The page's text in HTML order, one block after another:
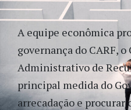
A equipe econômica
governança do CARF,
Administrativo de
principal medida do
arrecadação e